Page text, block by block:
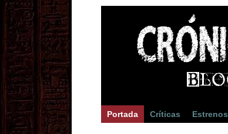
Portada Críticas Estrenos